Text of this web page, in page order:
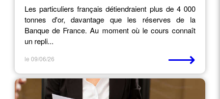
Les particuliers français détiendraient plus de 4 000
tonnes d'or, davantage que les réserves de la
Banque de France. Au moment où le cours connaît
un repli...
le 09/06/26 ⟶